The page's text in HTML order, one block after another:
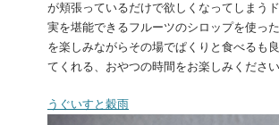
が頬張っているだけで欲しくなってしまう
実を堪能できるフルーツのシロップを使っ
を楽しみながらその場でぱくりと食べるも
てくれる、おやつの時間をお楽しみください
うぐいすと穀雨